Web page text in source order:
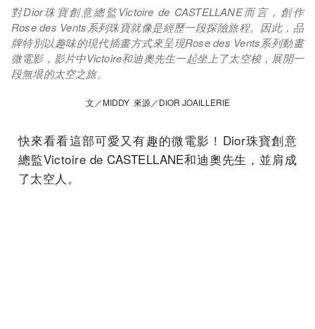
對Dior珠寶創意總監Victoire de CASTELLANE而言，創作
Rose des Vents系列珠寶就像是經歷一段探險旅程。因此，品
牌特別以趣味的現代插畫方式來呈現Rose des Vents系列動畫
微電影，影片中Victoire和迪奧先生一起坐上了太空梭，展開一
段無垠的太空之旅。
文／MIDDY 來源／DIOR JOAILLERIE
快來看看這部可愛又有趣的微電影！Dior珠寶創意
總監Victoire de CASTELLANE和迪奧先生，並肩成
了太空人。